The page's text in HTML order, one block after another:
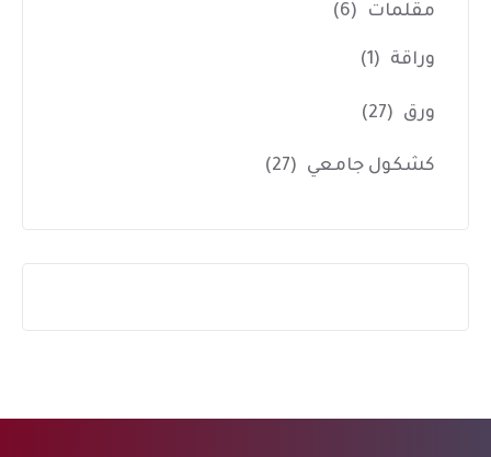
مقلمات (6)
وراقة (1)
ورق (27)
كشكول جامعي (27)